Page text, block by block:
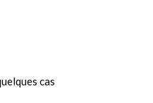
cas